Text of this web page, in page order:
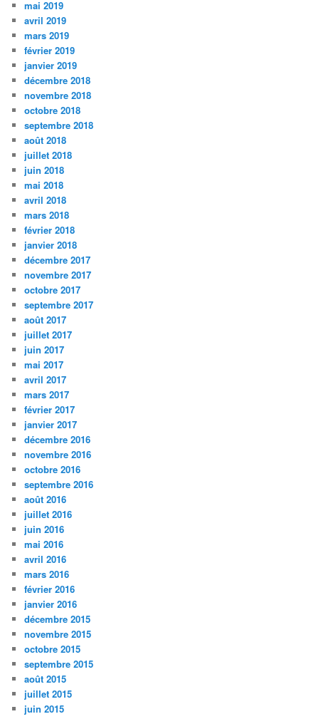
mai 2019
avril 2019
mars 2019
février 2019
janvier 2019
décembre 2018
novembre 2018
octobre 2018
septembre 2018
août 2018
juillet 2018
juin 2018
mai 2018
avril 2018
mars 2018
février 2018
janvier 2018
décembre 2017
novembre 2017
octobre 2017
septembre 2017
août 2017
juillet 2017
juin 2017
mai 2017
avril 2017
mars 2017
février 2017
janvier 2017
décembre 2016
novembre 2016
octobre 2016
septembre 2016
août 2016
juillet 2016
juin 2016
mai 2016
avril 2016
mars 2016
février 2016
janvier 2016
décembre 2015
novembre 2015
octobre 2015
septembre 2015
août 2015
juillet 2015
juin 2015